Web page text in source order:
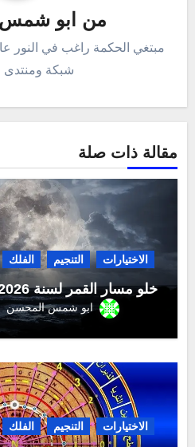
من ابو
مبتغي الحكمة راغب في النور
شبكة ومنتدى
مقالة ذات صلة
الاختيارات التنجيم الفلك
خلو مسار القمر لسنة 2026
ابو شمس المحسن
الاختيارات التنجيم الفلك